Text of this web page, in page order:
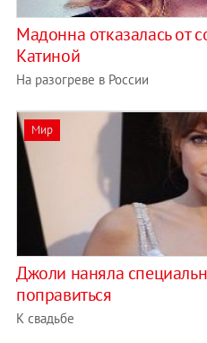
Мадонна отказалась от
Катиной
На разогреве в России
Мир
Джоли наняла
поправиться
К свадьбе